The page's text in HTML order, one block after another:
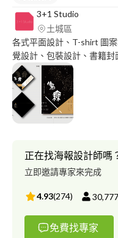
3+1 Studio
土城區
各式平面設計、T-shirt 圖
覺設計、包裝設計、書籍
設計、插畫設計... 等設計服
正在找海報設計師嗎
立即邀請專家來完成
4.93(274) 30,777
免費找專家